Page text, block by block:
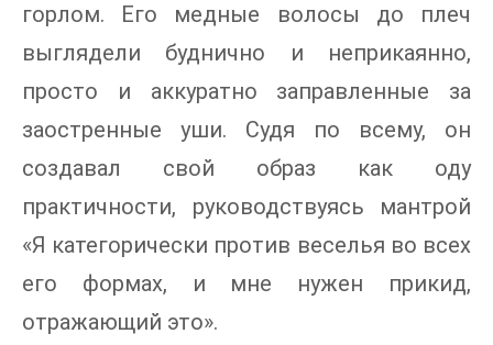
горлом. Его медные волосы до плеч
выглядели буднично и неприкаянно,
просто и аккуратно заправленные за
заостренные уши. Судя по всему, он
создавал свой образ как оду
практичности, руководствуясь мантрой
«Я категорически против веселья во всех
его формах, и мне нужен прикид,
отражающий это».